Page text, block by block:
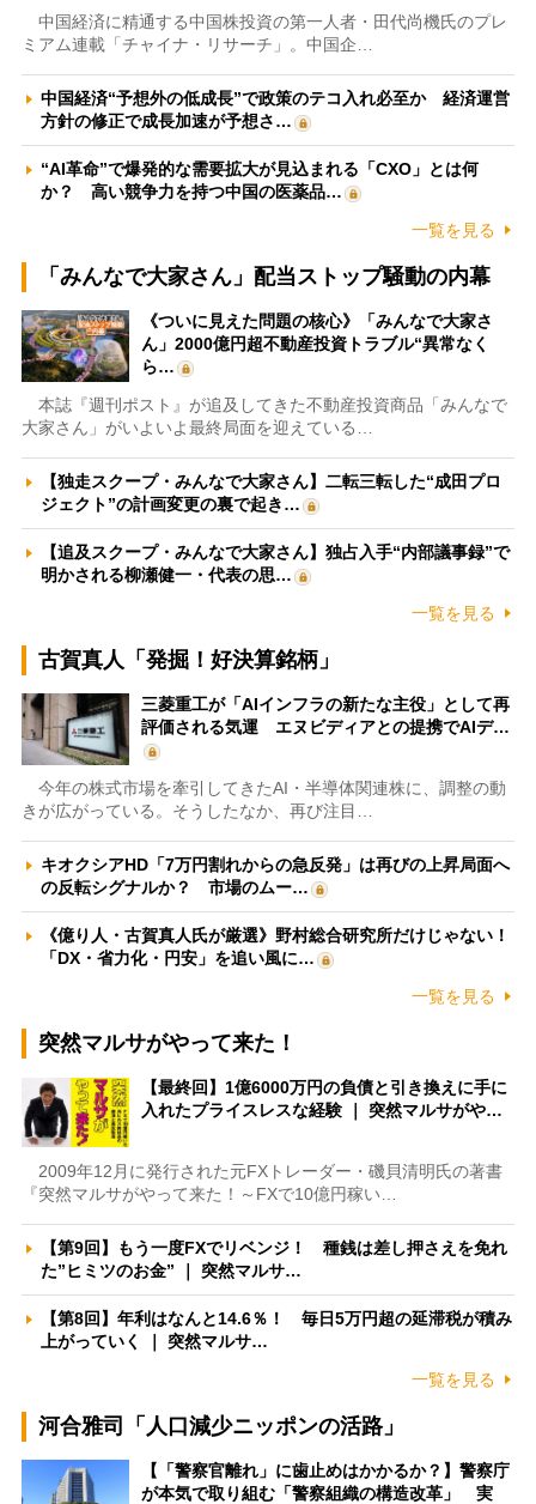
中国経済に精通する中国株投資の第一人者・田代尚機氏のプレ
ミアム連載「チャイナ・リサーチ」。中国企…
中国経済“予想外の低成長”で政策のテコ入れ必至か 経済運営
方針の修正で成長加速が予想さ…
“AI革命”で爆発的な需要拡大が見込まれる「CXO」とは何
か？ 高い競争力を持つ中国の医薬品…
一覧を見る
「みんなで大家さん」配当ストップ騒動の内幕
《ついに見えた問題の核心》「みんなで大家さ
ん」2000億円超不動産投資トラブル“異常なく
ら…
本誌『週刊ポスト』が追及してきた不動産投資商品「みんなで
大家さん」がいよいよ最終局面を迎えている…
【独走スクープ・みんなで大家さん】二転三転した“成田プロ
ジェクト”の計画変更の裏で起き…
【追及スクープ・みんなで大家さん】独占入手“内部議事録”で
明かされる柳瀬健一・代表の思…
一覧を見る
古賀真人「発掘！好決算銘柄」
三菱重工が「AIインフラの新たな主役」として再
評価される気運 エヌビディアとの提携でAIデ…
今年の株式市場を牽引してきたAI・半導体関連株に、調整の動
きが広がっている。そうしたなか、再び注目…
キオクシアHD「7万円割れからの急反発」は再びの上昇局面へ
の反転シグナルか？ 市場のムー…
《億り人・古賀真人氏が厳選》野村総合研究所だけじゃない！
「DX・省力化・円安」を追い風に…
一覧を見る
突然マルサがやって来た！
【最終回】1億6000万円の負債と引き換えに手に
入れたプライスレスな経験 ｜ 突然マルサがや…
2009年12月に発行された元FXトレーダー・磯貝清明氏の著書
『突然マルサがやって来た！～FXで10億円稼い…
【第9回】もう一度FXでリベンジ！ 種銭は差し押さえを免れ
た”ヒミツのお金” ｜ 突然マルサ…
【第8回】年利はなんと14.6％！ 毎日5万円超の延滞税が積み
上がっていく ｜ 突然マルサ…
一覧を見る
河合雅司「人口減少ニッポンの活路」
【「警察官離れ」に歯止めはかかるか？】警察庁
が本気で取り組む「警察組織の構造改革」 実